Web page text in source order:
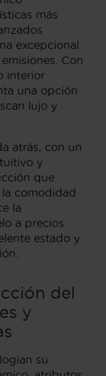
más
excepcional
Con
interior
una opción
lujo y
atrás, con un
y
que
comodidad
la
a precios
estado y
del
y
su